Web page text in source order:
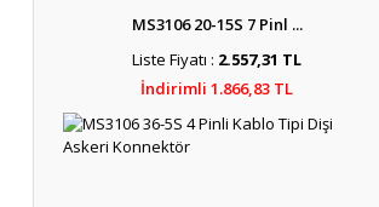
MS3106 20-15S 7 Pinl ...
Liste Fiyatı : 2.557,31 TL
İndirimli 1.866,83 TL